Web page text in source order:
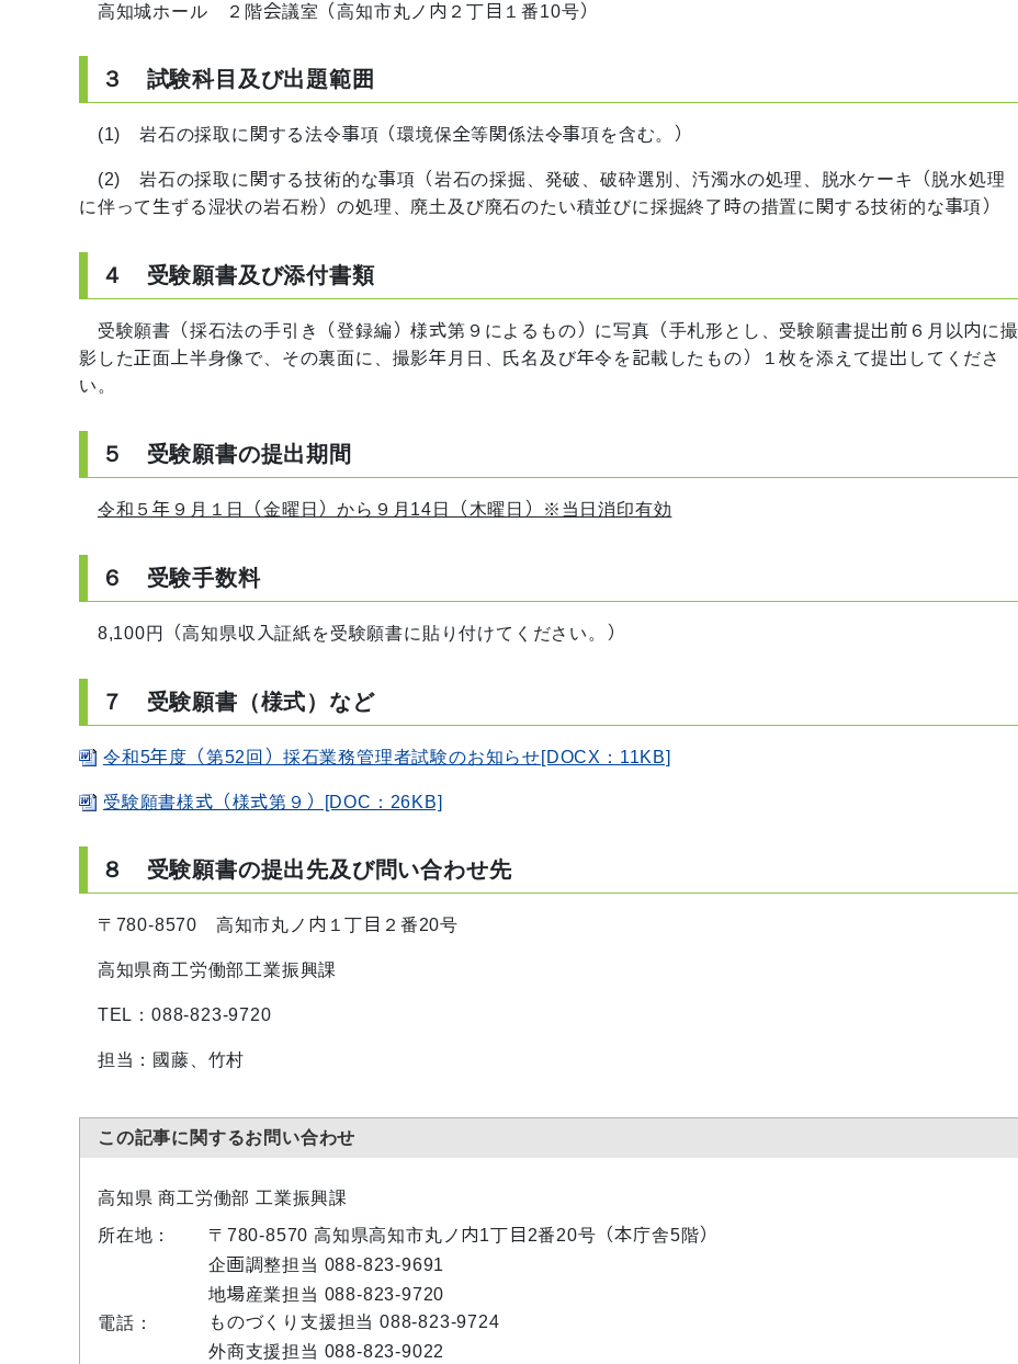
高知城ホール ２階会議室（高知市丸ノ内２丁目１番10号）
３ 試験科目及び出題範囲
(1) 岩石の採取に関する法令事項（環境保全等関係法令事項を含む。）
(2) 岩石の採取に関する技術的な事項（岩石の採掘、発破、破砕選別、汚濁水の処理、脱水ケーキ（脱水処理
に伴って生ずる湿状の岩石粉）の処理、廃土及び廃石のたい積並びに採掘終了時の措置に関する技術的な事項）
４ 受験願書及び添付書類
受験願書（採石法の手引き（登録編）様式第９によるもの）に写真（手札形とし、受験願書提出前６月以内に撮
影した正面上半身像で、その裏面に、撮影年月日、氏名及び年令を記載したもの）１枚を添えて提出してくださ
い。
５ 受験願書の提出期間
令和５年９月１日（金曜日）から９月14日（木曜日）※当日消印有効
６ 受験手数料
8,100円（高知県収入証紙を受験願書に貼り付けてください。）
７ 受験願書（様式）など
令和5年度（第52回）採石業務管理者試験のお知らせ[DOCX：11KB]
受験願書様式（様式第９）[DOC：26KB]
８ 受験願書の提出先及び問い合わせ先
〒780-8570 高知市丸ノ内１丁目２番20号
高知県商工労働部工業振興課
TEL：088-823-9720
担当：國藤、竹村
この記事に関するお問い合わせ
高知県 商工労働部 工業振興課
所在地：
〒780-8570 高知県高知市丸ノ内1丁目2番20号（本庁舎5階）
電話：
企画調整担当 088-823-9691
地場産業担当 088-823-9720
ものづくり支援担当 088-823-9724
外商支援担当 088-823-9022